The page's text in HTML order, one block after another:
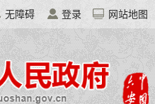
无障碍 登录 网站地图